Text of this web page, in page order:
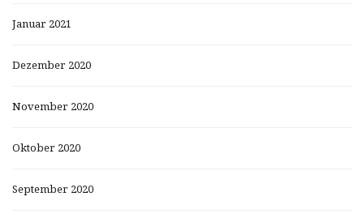
Januar 2021
Dezember 2020
November 2020
Oktober 2020
September 2020